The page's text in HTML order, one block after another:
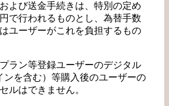
よび送金手続きは、特別の定め
で行われるものとし、為替手数
ユーザーがこれを負担するもの
ラン等登録ユーザーのデジタル
ンを含む）等購入後のユーザーの
ルはできません。